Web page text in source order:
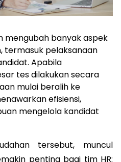
mengubah banyak aspek
termasuk pelaksanaan
Apabila
tes dilakukan secara
mulai beralih ke
efisiensi,
mengelola kandidat
tersebut, muncul
penting bagi tim HR: